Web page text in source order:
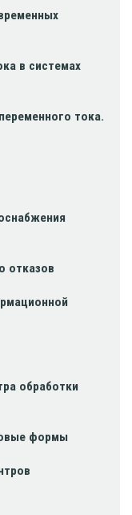
в системах
тока.
отказов
обработки
формы